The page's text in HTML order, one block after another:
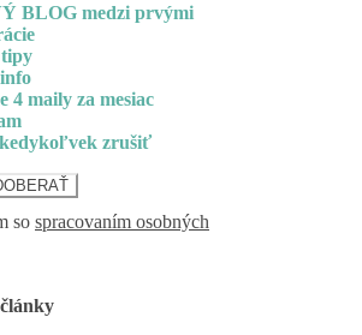
BLOG medzi prvými
tipy
4 maily za mesiac
kedykoľvek zrušiť
so spracovaním osobných